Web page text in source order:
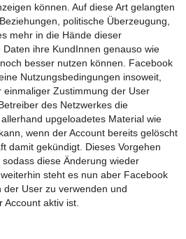
können. Auf diese Art gelangten
politische Überzeugung,
mehr in die Hände dieser
ihre KundInnen genauso wie
besser nutzen können. Facebook
Nutzungsbedingungen insoweit,
Zustimmung der User
des Netzwerkes die
upgeloadetes Material wie
wenn der Account bereits gelöscht
damit gekündigt. Dieses Vorgehen
diese Änderung wieder
steht es nun aber Facebook
User zu verwenden und
aktiv ist.